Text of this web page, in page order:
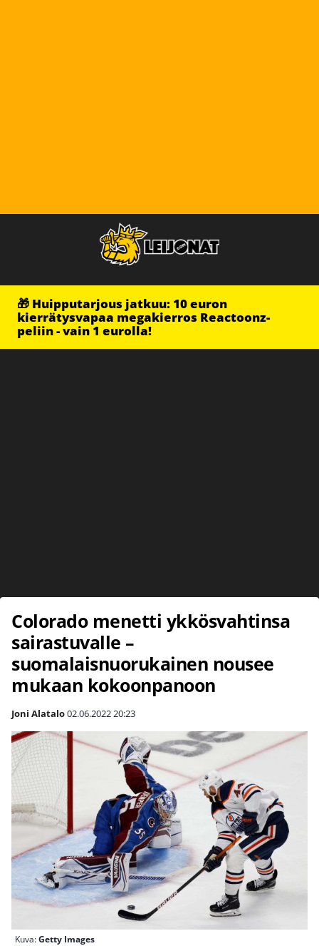
🎁 Huipputarjous jatkuu: 10 euron
kierrätysvapaa megakierros Reactoonz-
peliin - vain 1 eurolla!
Colorado menetti ykkösvahtinsa
sairastuvalle –
suomalaisnuorukainen nousee
mukaan kokoonpanoon
Joni Alatalo02.06.202220:23
Kuva:Getty Images